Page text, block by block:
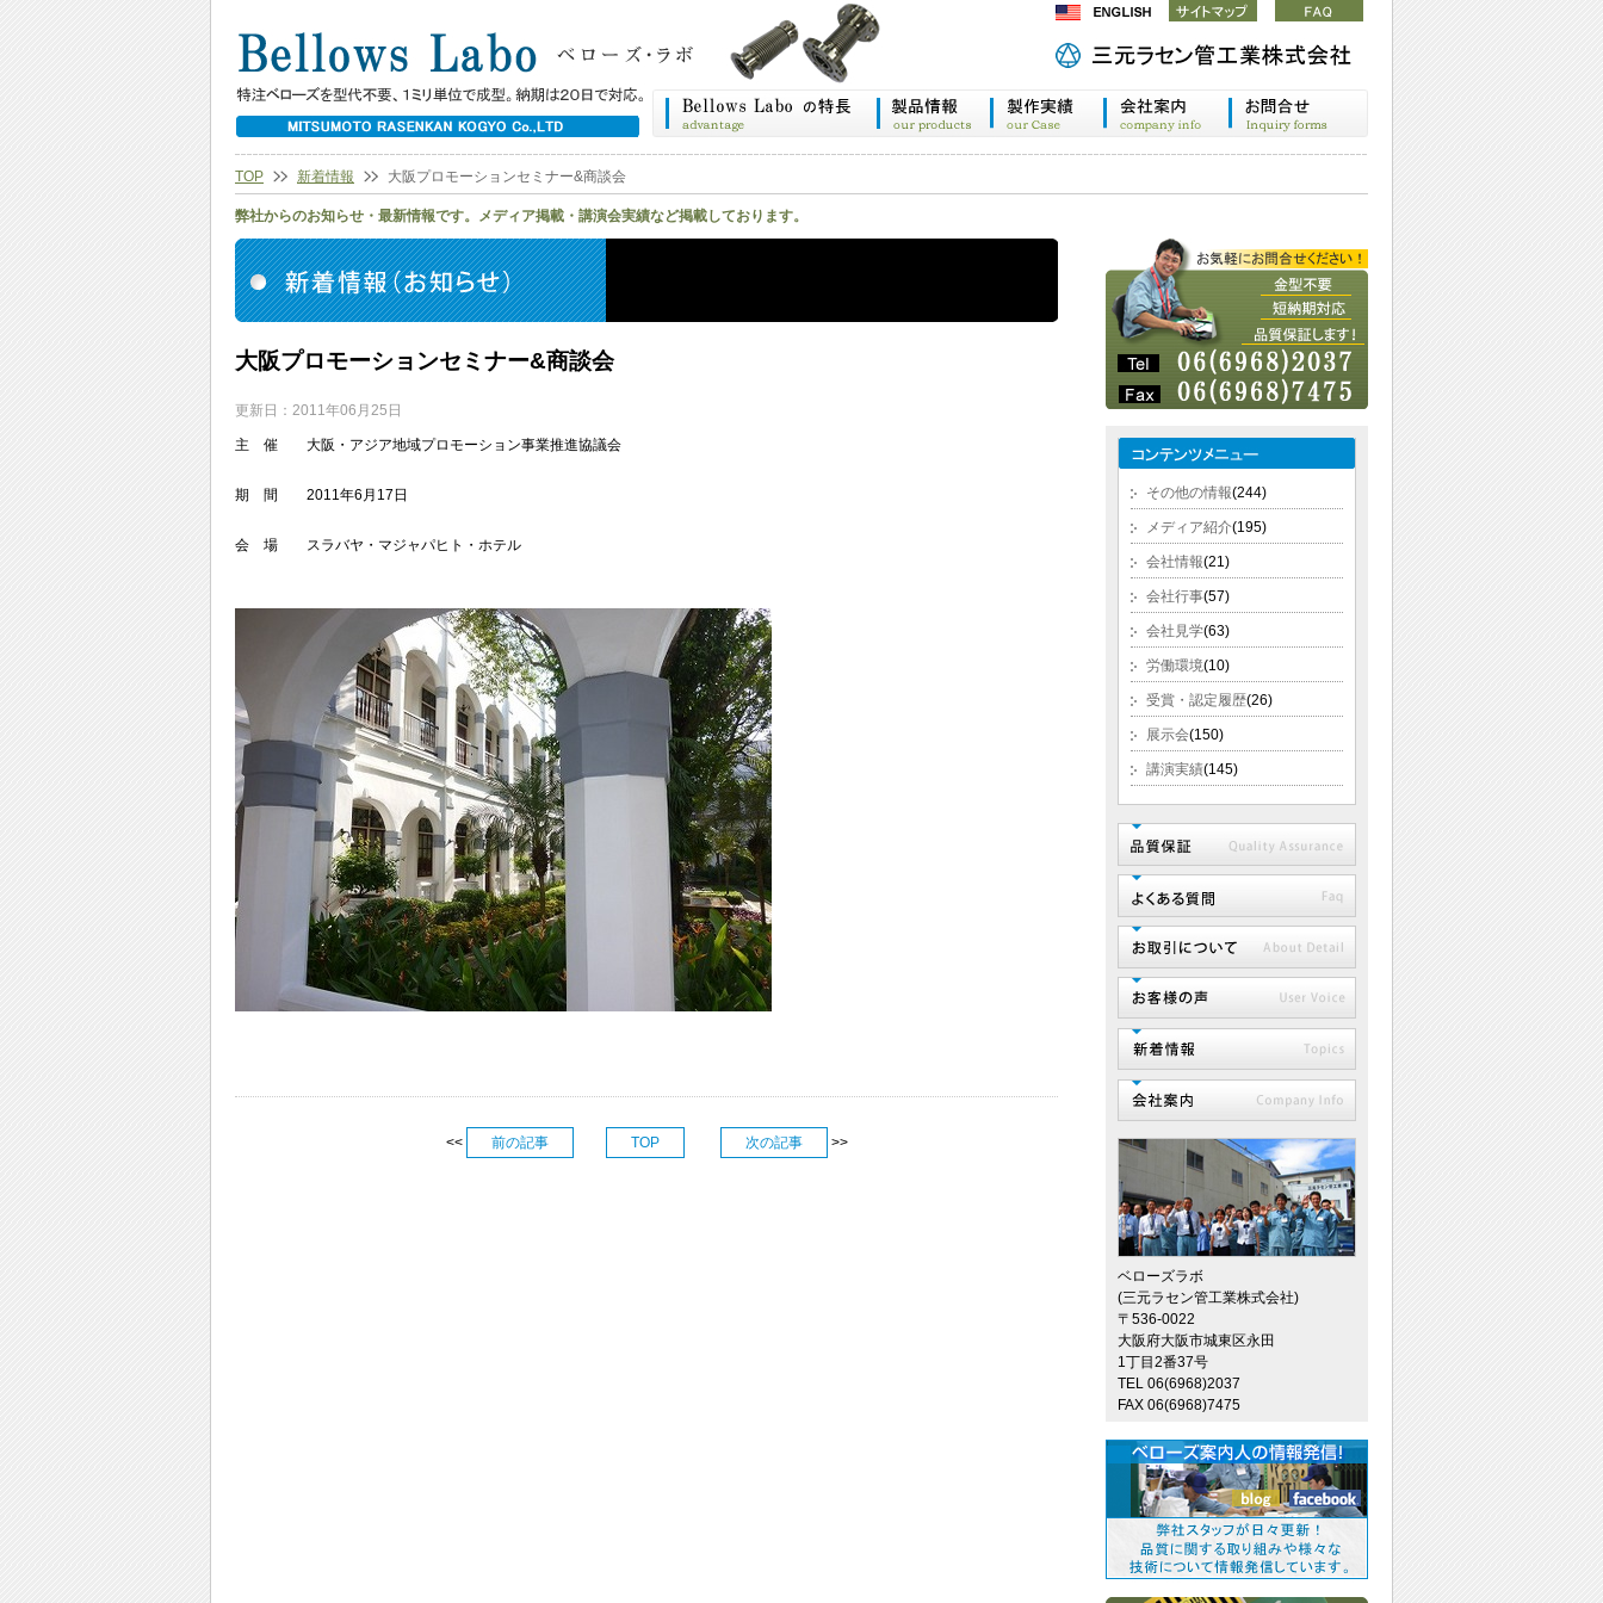
TOP 新着情報 大阪プロモーションセミナー&商談会
弊社からのお知らせ・最新情報です。メディア掲載・講演会実績など掲載しております。
大阪プロモーションセミナー&商談会
更新日：2011年06月25日
主 催 大阪・アジア地域プロモーション事業推進協議会
期 間 2011年6月17日
会 場 スラバヤ・マジャパヒト・ホテル
<< 前の記事 TOP 次の記事 >>
その他の情報(244)
メディア紹介(195)
会社情報(21)
会社行事(57)
会社見学(63)
労働環境(10)
受賞・認定履歴(26)
展示会(150)
講演実績(145)
ベローズラボ
(三元ラセン管工業株式会社)
〒536-0022
大阪府大阪市城東区永田
1丁目2番37号
TEL 06(6968)2037
FAX 06(6968)7475